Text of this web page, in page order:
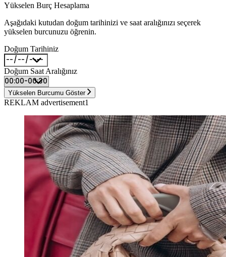
Yükselen Burç Hesaplama
Aşağıdaki kutudan doğum tarihinizi ve saat aralığınızı seçerek
yükselen burcunuzu öğrenin.
Doğum Tarihiniz
Doğum Saat Aralığınız
Yükselen Burcumu Göster
REKLAM advertisement1